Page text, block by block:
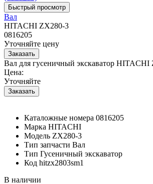
Вал
HITACHI ZX280-3
0816205
Уточняйте цену
Вал для гусеничный экскаватор HITACHI
Цена:
Уточняйте
Каталожные номера 0816205
Марка HITACHI
Модель ZX280-3
Тип запчасти Вал
Тип Гусеничный экскаватор
Код hitzx2803sm1
В наличии